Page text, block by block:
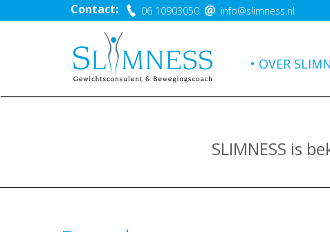
Contact: 06 10903050 info@slimness.nl
OVER
SLIMNESS is